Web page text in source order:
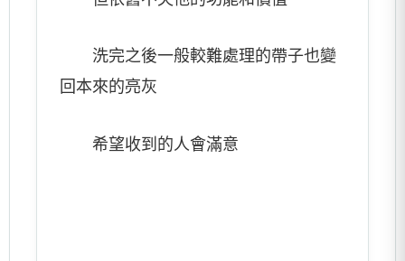
洗完之後一般較難處理的帶子也變
回本來的亮灰
希望收到的人會滿意